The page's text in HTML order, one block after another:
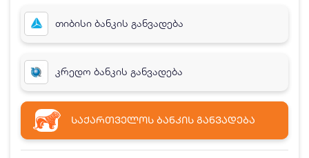
თიბისი ბანკის განვადება
კრედო ბანკის განვადება
ᲡᲐᲥᲐᲠᲗᲕᲔᲚᲝᲡ ᲑᲐᲜᲙᲘᲡ ᲒᲐᲜᲕᲐᲓᲔᲑᲐ